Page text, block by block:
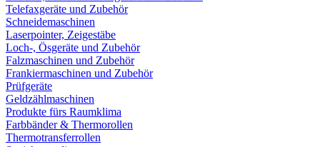
Telefaxgeräte und Zubehör
Schneidemaschinen
Laserpointer, Zeigestäbe
Loch-, Ösgeräte und Zubehör
Falzmaschinen und Zubehör
Frankiermaschinen und Zubehör
Prüfgeräte
Geldzählmaschinen
Produkte fürs Raumklima
Farbbänder & Thermorollen
Thermotransferrollen